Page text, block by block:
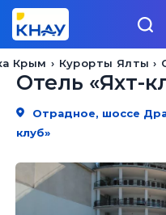
Курорты Ялты
Крым
Отель «Яхт-
Отрадное, шоссе
клуб»